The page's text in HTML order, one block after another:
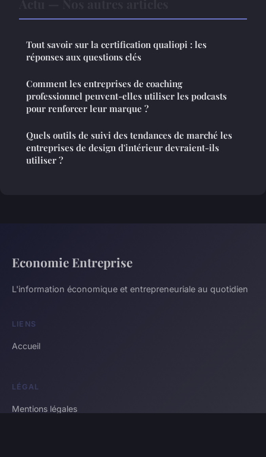
Tout savoir sur la certification qualiopi : les
réponses aux questions clés
Comment les entreprises de coaching
professionnel peuvent-elles utiliser les podcasts
pour renforcer leur marque ?
Quels outils de suivi des tendances de marché les
entreprises de design d'intérieur devraient-ils
utiliser ?
Economie Entreprise
L'information économique et entrepreneuriale au quotidien
LIENS
Accueil
LÉGAL
Mentions légales